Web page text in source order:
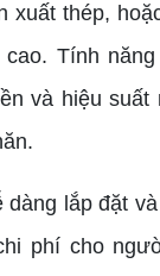
xuất thép,
Tính
và hiệu suất
lắp đặt
phí cho